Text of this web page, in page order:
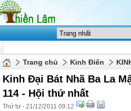
Trang chủ Kinh Điển
Kinh Đại Bát Nhã Ba La
114 - Hội thứ nhất
Thứ tư - 21/12/2011 09:12